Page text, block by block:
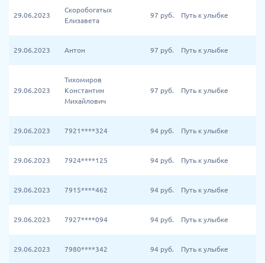
29.06.2023
Скоробогатых
Елизавета
97 руб. Путь к улыбке
29.06.2023 Антон 97 руб. Путь к улыбке
29.06.2023
Тихомиров
Константин
Михайлович
97 руб. Путь к улыбке
29.06.2023 7921****324 94 руб. Путь к улыбке
29.06.2023 7924****125 94 руб. Путь к улыбке
29.06.2023 7915****462 94 руб. Путь к улыбке
29.06.2023 7927****094 94 руб. Путь к улыбке
29.06.2023 7980****342 94 руб. Путь к улыбке